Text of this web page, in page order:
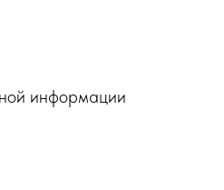
информации